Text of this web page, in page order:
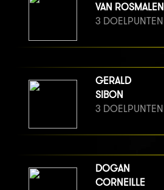
VAN ROSMALEN
3 DOELPUNTEN
GERALD
SIBON
3 DOELPUNTEN
DOGAN
CORNEILLE